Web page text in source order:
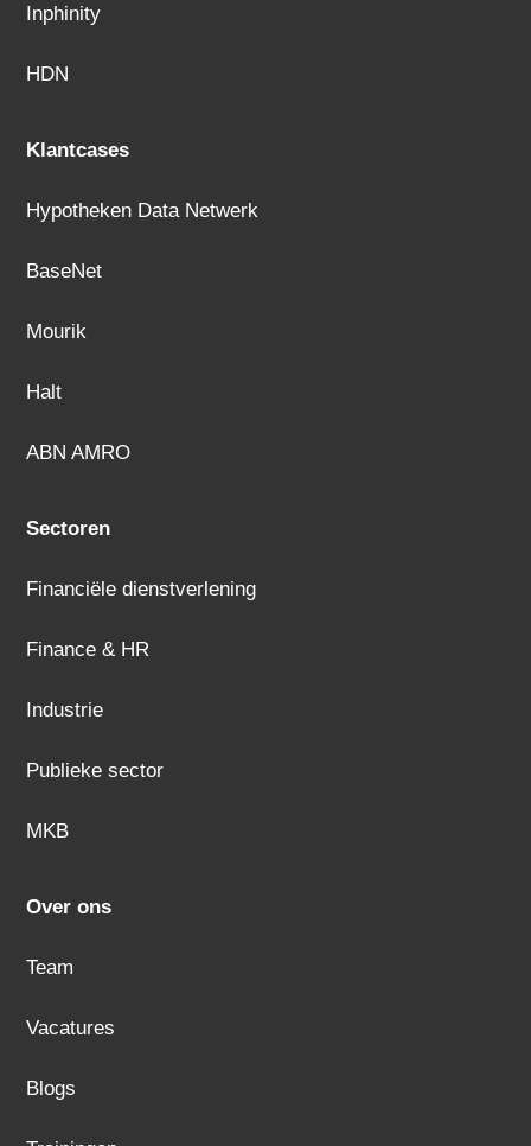
Inphinity
HDN
Klantcases
Hypotheken Data Netwerk
BaseNet
Mourik
Halt
ABN AMRO
Sectoren
Financiële dienstverlening
Finance & HR
Industrie
Publieke sector
MKB
Over ons
Team
Vacatures
Blogs